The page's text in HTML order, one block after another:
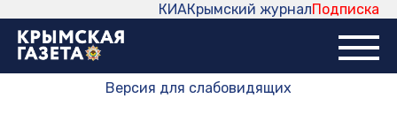
Подписка
Крымский журнал
КИА
Версия для слабовидящих